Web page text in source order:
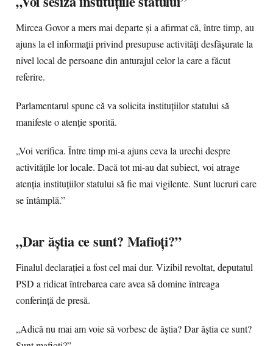
Mircea Govor a mers mai departe și a afirmat că, între timp, au
ajuns la el informații privind presupuse activități desfășurate la
nivel local de persoane din anturajul celor la care a făcut
referire.
Parlamentarul spune că va solicita instituțiilor statului să
manifeste o atenție sporită.
„Voi verifica. Între timp mi-a ajuns ceva la urechi despre
activitățile lor locale. Dacă tot mi-au dat subiect, voi atrage
atenția instituțiilor statului să fie mai vigilente. Sunt lucruri care
se întâmplă.”
„Dar ăștia ce sunt? Mafioți?”
Finalul declarației a fost cel mai dur. Vizibil revoltat, deputatul
PSD a ridicat întrebarea care avea să domine întreaga
conferință de presă.
„Adică nu mai am voie să vorbesc de ăștia? Dar ăștia ce sunt?